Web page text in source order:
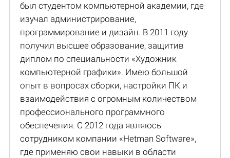
был студентом компьютерной академии, где
изучал администрирование,
программирование и дизайн. В 2011 году
получил высшее образование, защитив
диплом по специальности «Художник
компьютерной графики». Имею большой
опыт в вопросах сборки, настройки ПК и
взаимодействия с огромным количеством
профессионального программного
обеспечения. С 2012 года являюсь
сотрудником компании «Hetman Software»,
где применяю свои навыки в области